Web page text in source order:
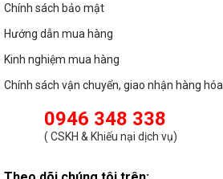
Chính sách bảo mật
Hướng dẫn mua hàng
Kinh nghiệm mua hàng
Chính sách vận chuyển, giao nhận hàng hóa
0946 348 338
( CSKH & Khiếu nại dịch vụ)